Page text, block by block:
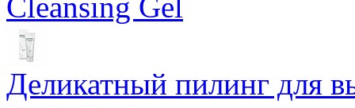
Деликатный пилинг для